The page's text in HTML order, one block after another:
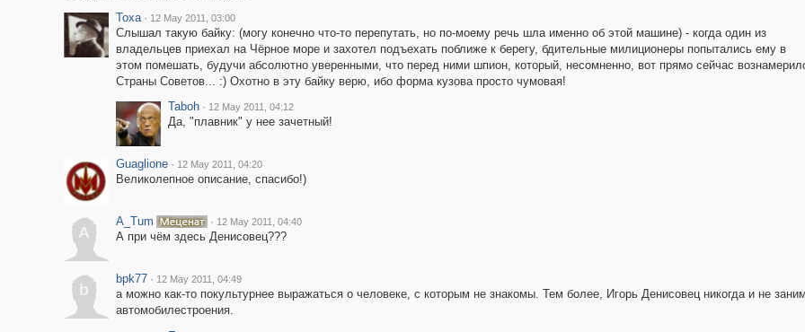
Toxa · 12 May 2011, 03:00
Слышал такую байку: (могу конечно что-то перепутать, но по-моему речь шла именно об этой машине) - когда один из
владельцев приехал на Чёрное море и захотел подъехать поближе к берегу, бдительные милиционеры попытались ему в
этом помешать, будучи абсолютно уверенными, что перед ними шпион, который, несомненно, вот прямо сейчас
Страны Советов... :) Охотно в эту байку верю, ибо форма кузова просто чумовая!
Taboh · 12 May 2011, 04:12
Да, "плавник" у нее зачетный!
Guaglione · 12 May 2011, 04:20
Великолепное описание, спасибо!)
A
A_Tum · 12 May 2011, 04:40
А при чём здесь Денисовец???
b
bpk77 · 12 May 2011, 04:49
а можно как-то покультурнее выражаться о человеке, с которым не знакомы. Тем более, Игорь Денисовец никогда и не
автомобилестроения.